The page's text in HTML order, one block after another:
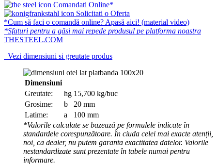
Comandati Online*
Solicitati o Oferta
*Cum să faci o comandă online? Apasă aici! (material video)
*Sfaturi pentru a găsi mai repede produsul pe platforma noastra
THESTEEL.COM
Vezi dimensiuni si greutate produs
Dimensiuni
Greutate:
hg 15,700 kg/buc
Grosime:
b
20 mm
Latime:
a
100 mm
*Valorile calculate se bazează pe formulele indicate în
standardele corespunzătoare. În ciuda celei mai exacte atenții,
noi, ca dealer, nu putem garanta exactitatea datelor. Valorile
nestandardizate sunt prezentate în tabele numai pentru
informare.